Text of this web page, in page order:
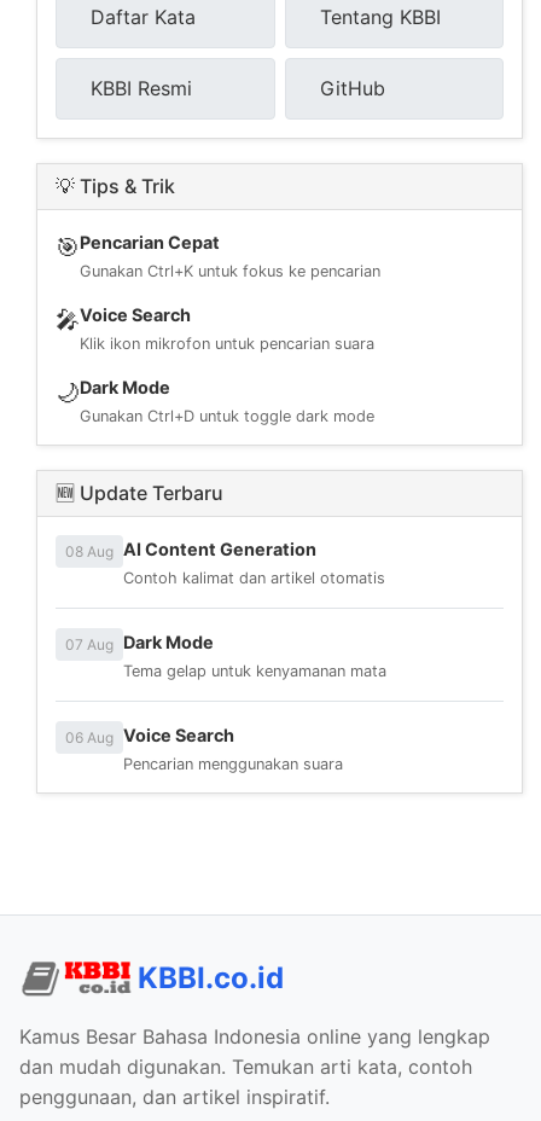
Daftar Kata Tentang KBBI
KBBI Resmi GitHub
💡 Tips & Trik
🎯Pencarian Cepat
Gunakan Ctrl+K untuk fokus ke pencarian
🎤Voice Search
Klik ikon mikrofon untuk pencarian suara
🌙Dark Mode
Gunakan Ctrl+D untuk toggle dark mode
🆕 Update Terbaru
08 Aug AI Content Generation
Contoh kalimat dan artikel otomatis
07 Aug Dark Mode
Tema gelap untuk kenyamanan mata
06 Aug Voice Search
Pencarian menggunakan suara
KBBI.co.id
Kamus Besar Bahasa Indonesia online yang lengkap
dan mudah digunakan. Temukan arti kata, contoh
penggunaan, dan artikel inspiratif.